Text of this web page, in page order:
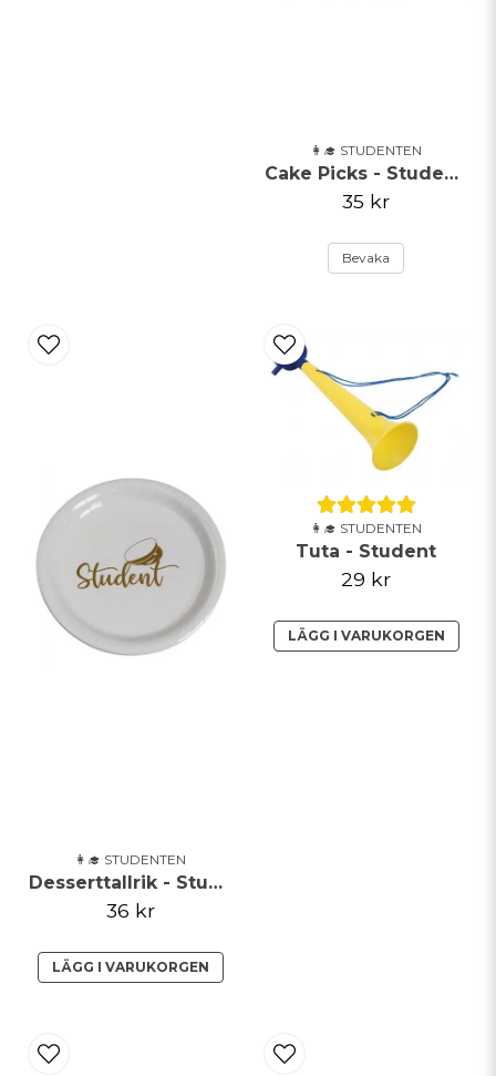
👩‍🎓 STUDENTEN
Cake Picks - Studentmössa
35 kr
Bevaka
👩‍🎓 STUDENTEN
Desserttallrik - Student
36 kr
LÄGG I VARUKORGEN
👩‍🎓 STUDENTEN
Tuta - Student
29 kr
LÄGG I VARUKORGEN